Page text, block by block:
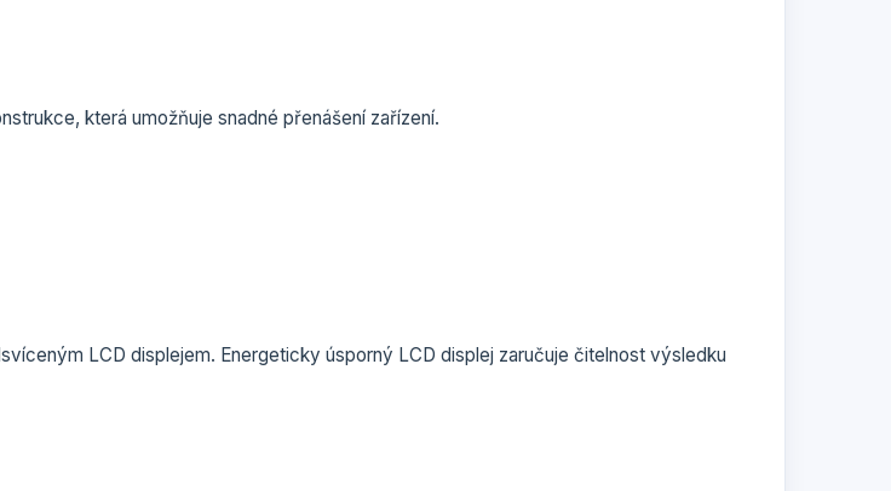
která umožňuje snadné přenášení zařízení.
LCD displejem. Energeticky úsporný LCD displej zaručuje čitelnost výsledku